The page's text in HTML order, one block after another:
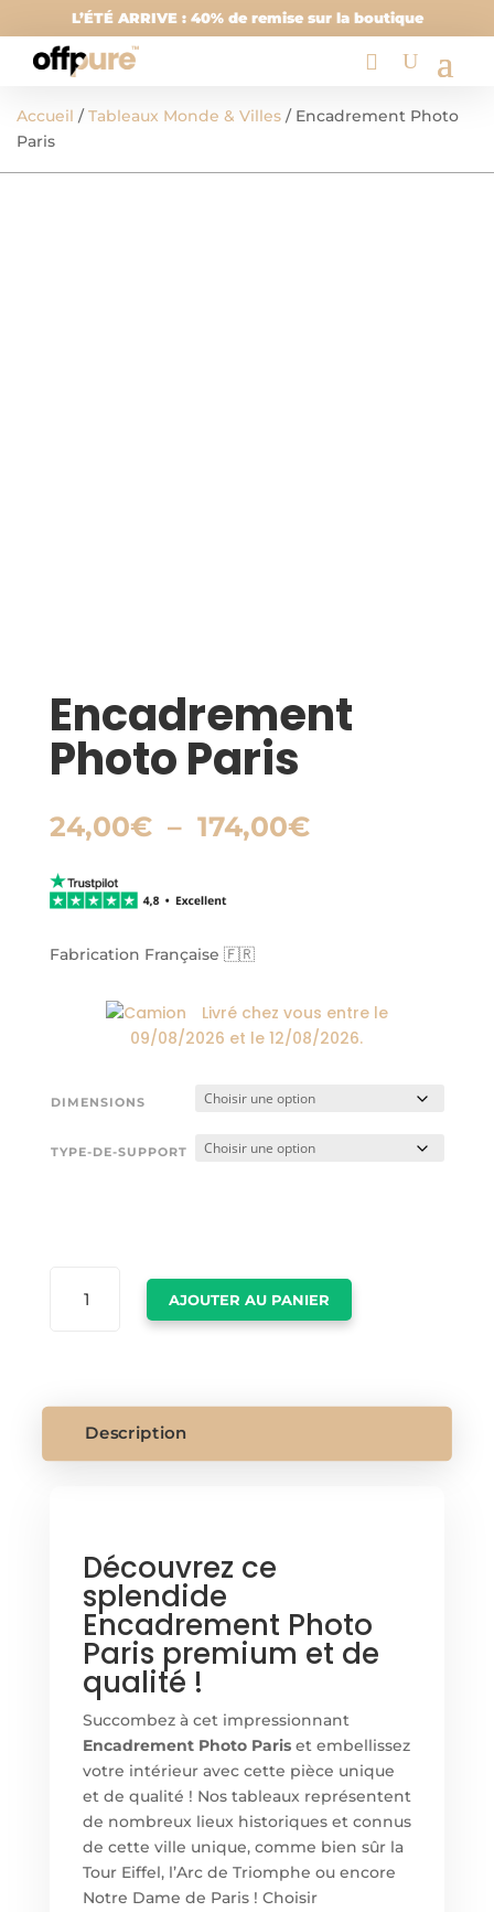
L’ÉTÉ ARRIVE : 40% de remise sur la boutique
Accueil /Tableaux Monde & Villes / Encadrement Photo
Paris
Encadrement
Photo Paris
24,00€ – 174,00€Plage
Fabrication Française 🇫🇷
Livré chez vous entre le
09/08/2026 et le12/08/2026.
DIMENSIONS
TYPE-DE-SUPPORT
ENCADREMENT
AJOUTER AU PANIER
Description
Découvrez ce
splendide
Encadrement Photo
Paris premium et de
qualité !
Succombez à cet impressionnant
Encadrement Photo Pariset embellissez
votre intérieur avec cette pièce unique
et de qualité ! Nos tableaux représentent
de nombreux lieux historiques et connus
de cette ville unique, comme bien sûr la
Tour Eiffel, l’Arc de Triomphe ou encore
Notre Dame de Paris ! Choisir